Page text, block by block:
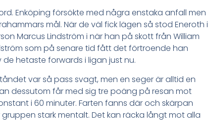
Enköping försökte med några enstaka anfall men
mål. När de väl fick lägen så stod Eneroth i
Marcus Lindström i när han på skott från William
som på senare tid fått det förtroende han
hetaste forwards i ligan just nu.
var så pass svagt, men en seger är alltid en
dessutom får med sig tre poäng på resan mot
i 60 minuter. Farten fanns där och skärpan
stark mentalt. Det kan räcka långt mot alla